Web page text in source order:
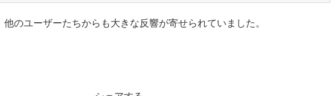
のユーザーたちからも大きな反響が寄せられていました。